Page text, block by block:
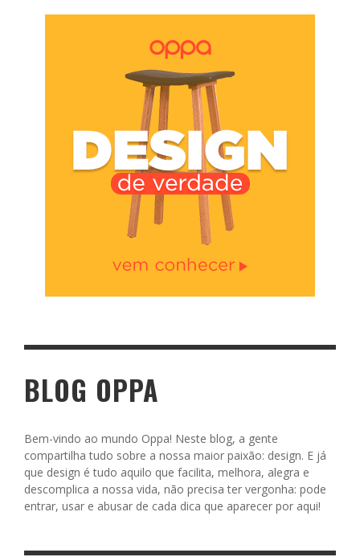
BLOG OPPA
Bem-vindo ao mundo Oppa! Neste blog, a gente
compartilha tudo sobre a nossa maior paixão: design. E já
que design é tudo aquilo que facilita, melhora, alegra e
descomplica a nossa vida, não precisa ter vergonha: pode
entrar, usar e abusar de cada dica que aparecer por aqui!